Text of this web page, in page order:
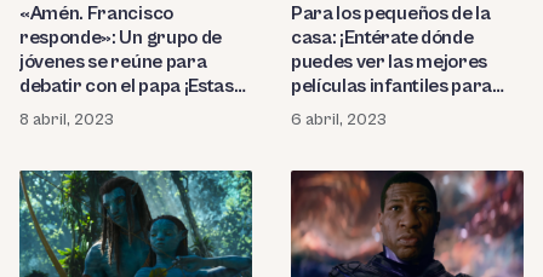
«Amén. Francisco
responde»: Un grupo de
jóvenes se reúne para
debatir con el papa ¡Estas
fueron las sabias
respuestas que dio el sumo
8 abril, 2023
Para los pequeños de la
casa: ¡Entérate dónde
puedes ver las mejores
películas infantiles para
disfrutar en Semana
Santa!
6 abril, 2023